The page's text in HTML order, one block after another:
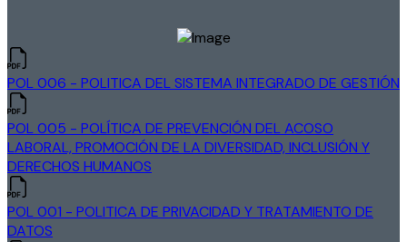
POL 006 - POLITICA DEL SISTEMA INTEGRADO DE GESTIÓN
POL 005 - POLÍTICA DE PREVENCIÓN DEL ACOSO
LABORAL, PROMOCIÓN DE LA DIVERSIDAD, INCLUSIÓN Y
DERECHOS HUMANOS
POL 001 - POLITICA DE PRIVACIDAD Y TRATAMIENTO DE
DATOS